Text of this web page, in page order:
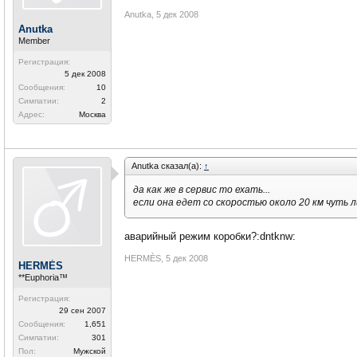
перепарковала машину, все нормально
Anutka
Member
Регистрация:
5 дек 2008
Сообщения:
10
Симпатии:
2
Адрес:
Москва
Anutka 5 дек 2008
HERMÈS
**Euphoria™
Регистрация:
29 сен 2007
Сообщения:
1,651
Симпатии:
301
Пол:
Мужской
Anutka сказал(а): ↑
да как же в сервис то ехать...
если она едет со скоростью около 20 км чуть
аварийный режим коробки?:dntknw:
HERMÈS 5 дек 2008